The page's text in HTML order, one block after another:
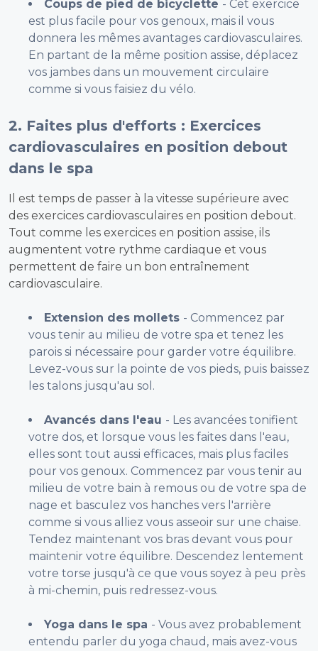
Coups de pied de bicyclette - Cet exercice
est plus facile pour vos genoux, mais il vous
donnera les mêmes avantages cardiovasculaires.
En partant de la même position assise, déplacez
vos jambes dans un mouvement circulaire
comme si vous faisiez du vélo.
2. Faites plus d'efforts : Exercices
cardiovasculaires en position debout
dans le spa
Il est temps de passer à la vitesse supérieure avec
des exercices cardiovasculaires en position debout.
Tout comme les exercices en position assise, ils
augmentent votre rythme cardiaque et vous
permettent de faire un bon entraînement
cardiovasculaire.
Extension des mollets - Commencez par
vous tenir au milieu de votre spa et tenez les
parois si nécessaire pour garder votre équilibre.
Levez-vous sur la pointe de vos pieds, puis baissez
les talons jusqu'au sol.
Avancés dans l'eau - Les avancées tonifient
votre dos, et lorsque vous les faites dans l'eau,
elles sont tout aussi efficaces, mais plus faciles
pour vos genoux. Commencez par vous tenir au
milieu de votre bain à remous ou de votre spa de
nage et basculez vos hanches vers l'arrière
comme si vous alliez vous asseoir sur une chaise.
Tendez maintenant vos bras devant vous pour
maintenir votre équilibre. Descendez lentement
votre torse jusqu'à ce que vous soyez à peu près
à mi-chemin, puis redressez-vous.
Yoga dans le spa - Vous avez probablement
entendu parler du yoga chaud, mais avez-vous